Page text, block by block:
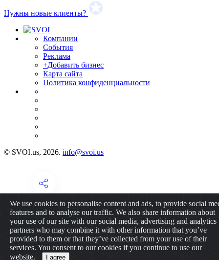
Нужны новые клиенты?
Компании
События
Реклама
+Добавить бизнес
Карта сайта
Политика конфиденциальности
© SVOI.us, 2026. info@svoi.us
We use cookies to personalise content and ads, to provide social
features and to analyse our traffic. We also share information about
your use of our site with our social media, advertising and analytics
partners who may combine it with other information that you’ve
provided to them or that they’ve collected from your use of their
services. You consent to our cookies if you continue to use our
website.
I agree